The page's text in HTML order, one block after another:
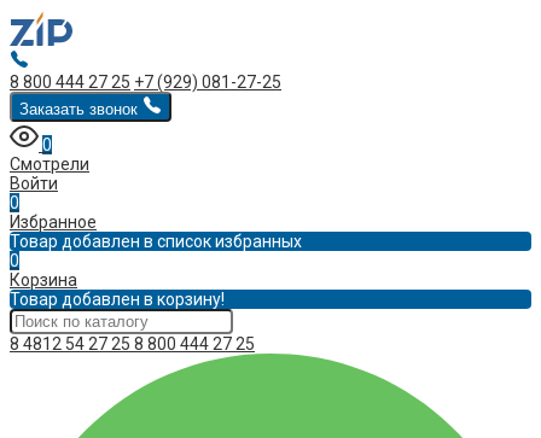
8 800 444 27 25 +7 (929) 081-27-25
Заказать звонок
0
Смотрели
Войти
0
Избранное
Товар добавлен в список избранных
0
Корзина
Товар добавлен в корзину!
8 4812 54 27 25 8 800 444 27 25